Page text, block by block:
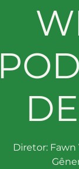
Diretor: